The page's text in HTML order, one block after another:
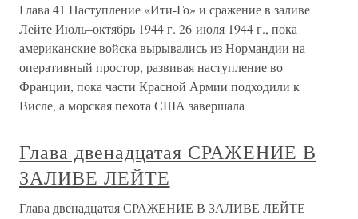
Глава 41 Наступление «Ити-Го» и сражение в заливе
Лейте Июль–октябрь 1944 г. 26 июля 1944 г., пока
американские войска вырывались из Нормандии на
оперативный простор, развивая наступление во
Франции, пока части Красной Армии подходили к
Висле, а морская пехота США завершала
Глава двенадцатая СРАЖЕНИЕ В
ЗАЛИВЕ ЛЕЙТЕ
Глава двенадцатая СРАЖЕНИЕ В ЗАЛИВЕ ЛЕЙТЕ